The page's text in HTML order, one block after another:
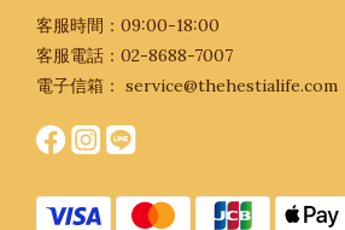
客服時間：09:00-18:00
客服電話：02-8688-7007
電子信箱： service@thehestialife.com